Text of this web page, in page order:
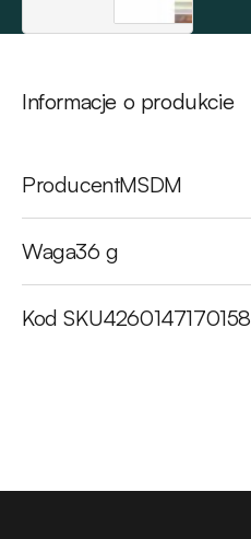
Informacje o produkcie
ProducentMSDM
Waga36 g
Kod SKU4260147170158